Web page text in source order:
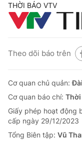
THỜI BÁO VTV
Theo dõi báo trên
Cơ quan chủ quản:
Cơ quan báo chí: Thời
Giấy phép hoạt động
cấp ngày 29/12/2023
Tổng Biên tập: Vũ